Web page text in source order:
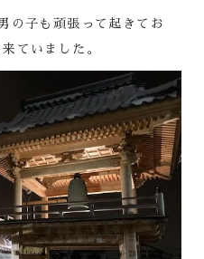
の子も頑張って起きてお
ていました。